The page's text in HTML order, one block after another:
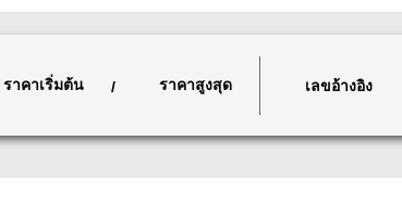
ราคาเริ่มต้น / ราคาสูงสุด